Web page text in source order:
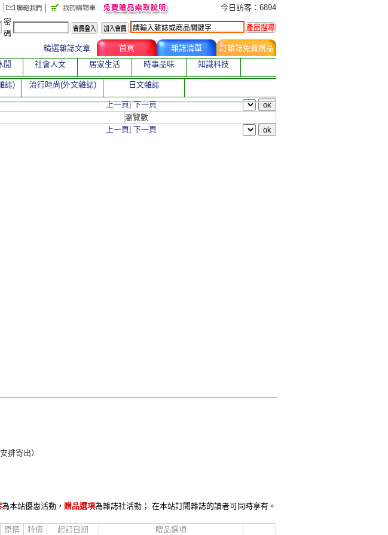
上一頁|下一頁
瀏覽數
上一頁 下一頁
今日訪客：6894
密
碼
精選雜誌文章
首頁 雜誌清單
訂雜誌免費贈品
閒 社會人文 居家生活 時事品味 知識科技
誌) 流行時尚(外文雜誌) 日文雜誌
排寄出）
為本站優惠活動， 贈品選項為雜誌社活動； 在本站訂閱雜誌的讀者可同時享有。
原價 特價 起訂日期 贈品選項